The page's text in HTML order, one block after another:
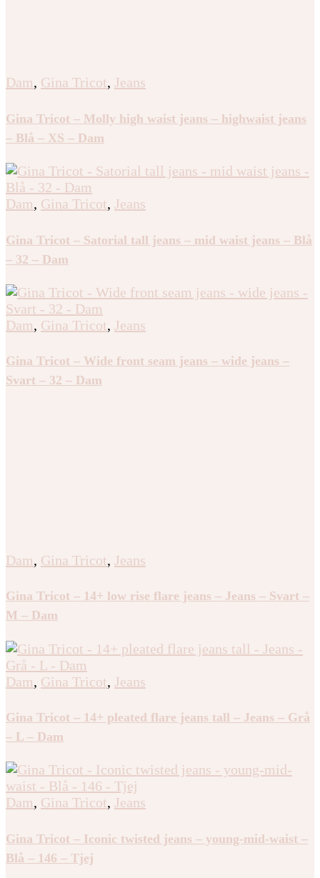
Dam, Gina Tricot, Jeans
Gina Tricot – Molly high waist jeans – highwaist jeans
– Blå – XS – Dam
Dam, Gina Tricot, Jeans
Gina Tricot – Satorial tall jeans – mid waist jeans – Blå
– 32 – Dam
Dam, Gina Tricot, Jeans
Gina Tricot – Wide front seam jeans – wide jeans –
Svart – 32 – Dam
Dam, Gina Tricot, Jeans
Gina Tricot – 14+ low rise flare jeans – Jeans – Svart –
M – Dam
Dam, Gina Tricot, Jeans
Gina Tricot – 14+ pleated flare jeans tall – Jeans – Grå
– L – Dam
Dam, Gina Tricot, Jeans
Gina Tricot – Iconic twisted jeans – young-mid-waist –
Blå – 146 – Tjej